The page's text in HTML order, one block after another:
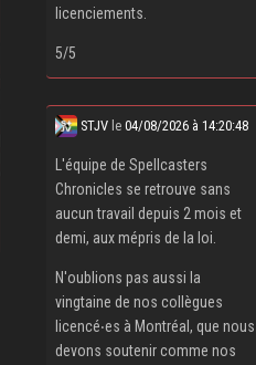
licenciements.
5/5
STJV le04/08/2026 à 14:20:48
L'équipe de Spellcasters
Chronicles se retrouve sans
aucun travail depuis 2 mois et
demi, aux mépris de la loi.
N'oublions pas aussi la
vingtaine de nos collègues
licencé‧es à Montréal, que nous
devons soutenir comme nos